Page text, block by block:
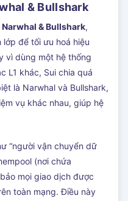
& Bullshark
Narwhal & Bullshark,
để tối ưu hoá hiệu
vì dùng một hệ thống
L1 khác, Sui chia quá
là Narwhal và Bullshark,
vụ khác nhau, giúp hệ
“người vận chuyển dữ
(nơi chứa
mọi giao dịch được
toàn mạng. Điều này